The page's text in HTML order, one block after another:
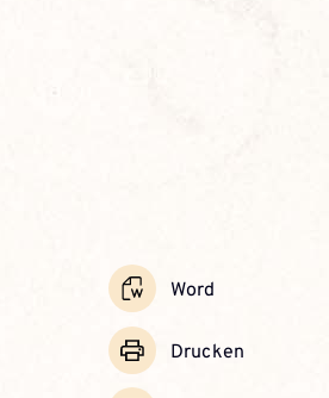
Word
Drucken